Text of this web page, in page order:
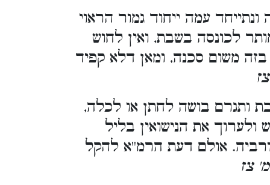
עמה ייחוד גמור הראוי
לכונסה בשבת, ואין לחוש
בזה משום סכנה, ומאן דלא קפיד
ותגרם בושה לחתן או לכלה,
את הנישואין בליל
אולם דעת הרמ''א להקל
צז